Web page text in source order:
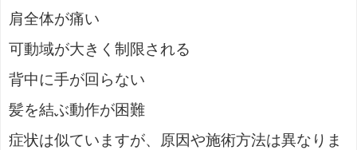
肩全体が痛い
可動域が大きく制限される
背中に手が回らない
髪を結ぶ動作が困難
症状は似ていますが、原因や施術方法は異なりま